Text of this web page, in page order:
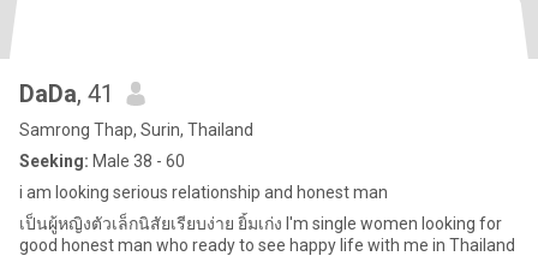
DaDa, 41
Samrong Thap, Surin, Thailand
Seeking: Male 38 - 60
i am looking serious relationship and honest man
เป็นผู้หญิงตัวเล็กนิสัยเรียบง่าย ยิ้มเก่ง I'm single women looking for
good honest man who ready to see happy life with me in Thailand